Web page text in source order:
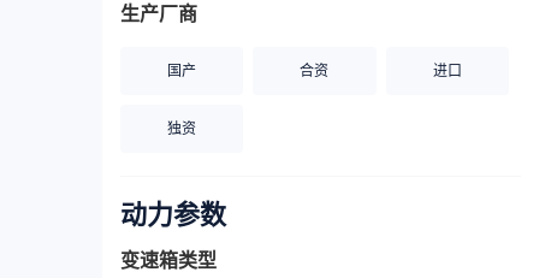
生产厂商
国产 合资 进口
独资
动力参数
变速箱类型